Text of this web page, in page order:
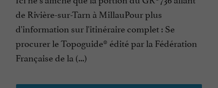
de Rivière-sur-Tarn à MillauPour plus
d'information sur l'itinéraire complet : Se
procurer le Topoguide® édité par la Fédération
Française de la (...)